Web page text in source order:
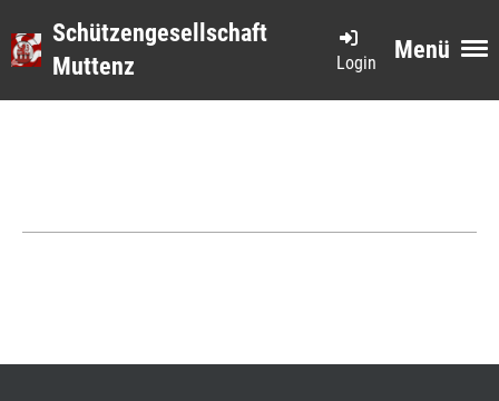
Menü
Login
Schützengesellschaft
Muttenz